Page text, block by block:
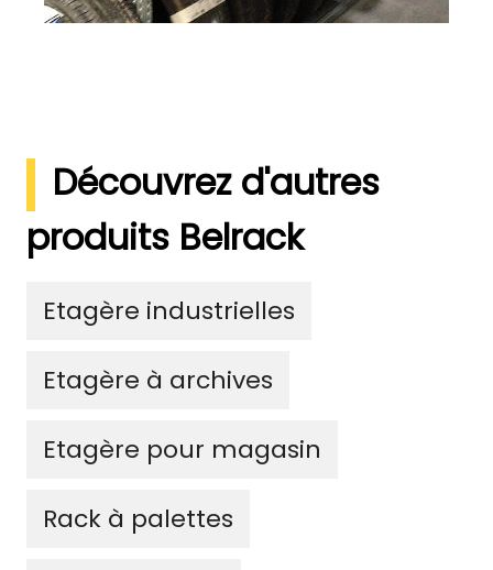
Découvrez d'autres
produits Belrack
Etagère industrielles
Etagère à archives
Etagère pour magasin
Rack à palettes